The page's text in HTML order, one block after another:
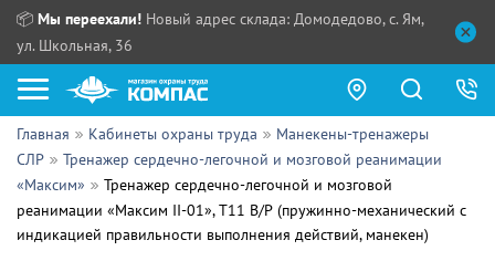
📦 Мы переехали! Новый адрес склада: Домодедово, с. Ям,
ул. Школьная, 36
Как купить?
Прайс-листы
Сотрудничество
Главная Кабинеты охраны труда
Манекены-тренажеры
СЛР
Тренажер сердечно-легочной и мозговой реанимации
«Максим»
Тренажер сердечно-легочной и мозговой
реанимации «Максим II-01», Т11 В/Р (пружинно-механический с
индикацией правильности выполнения действий, манекен)